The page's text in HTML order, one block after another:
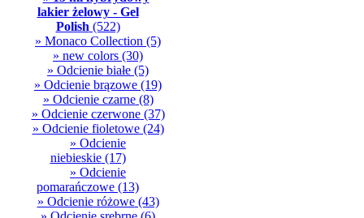
lakier żelowy - Gel
Polish (522)
» Monaco Collection (5)
» new colors (30)
» Odcienie białe (5)
» Odcienie brązowe (19)
» Odcienie czarne(8)
» Odcienie czerwone(37)
» Odcienie fioletowe(24)
» Odcienie
niebieskie(17)
» Odcienie
pomarańczowe (13)
» Odcienie różowe(43)